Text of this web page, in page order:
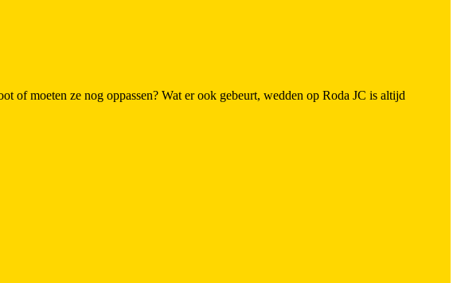
of moeten ze nog oppassen? Wat er ook gebeurt, wedden op Roda JC is altijd